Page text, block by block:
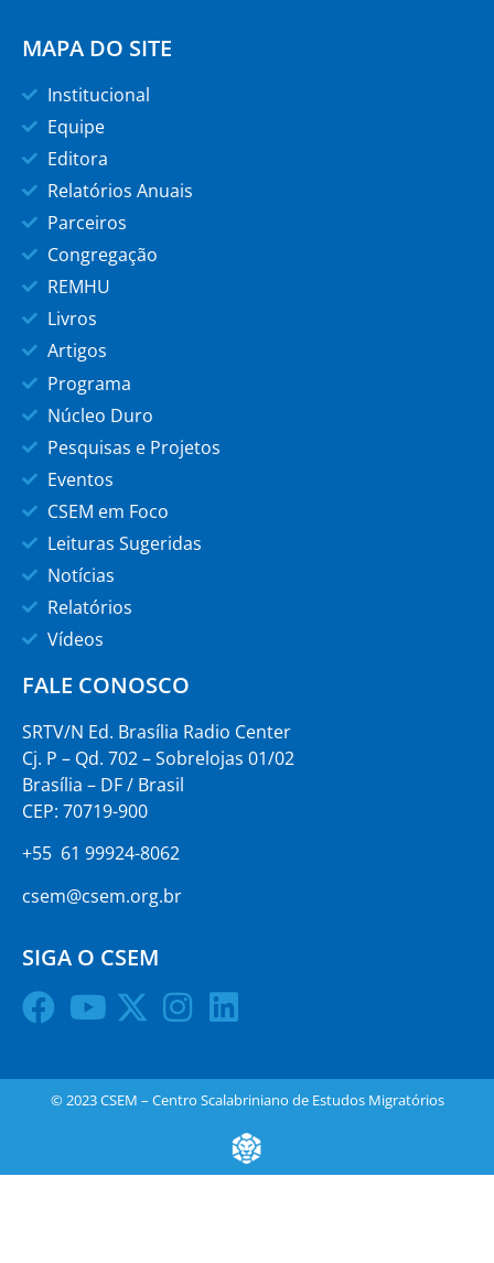
MAPA DO SITE
Institucional
Equipe
Editora
Relatórios Anuais
Parceiros
Congregação
REMHU
Livros
Artigos
Programa
Núcleo Duro
Pesquisas e Projetos
Eventos
CSEM em Foco
Leituras Sugeridas
Notícias
Relatórios
Vídeos
FALE CONOSCO
SRTV/N Ed. Brasília Radio Center
Cj. P – Qd. 702 – Sobrelojas 01/02
Brasília – DF / Brasil
CEP: 70719-900
+55 61 99924-8062
csem@csem.org.br
SIGA O CSEM
© 2023 CSEM – Centro Scalabriniano de Estudos Migratórios